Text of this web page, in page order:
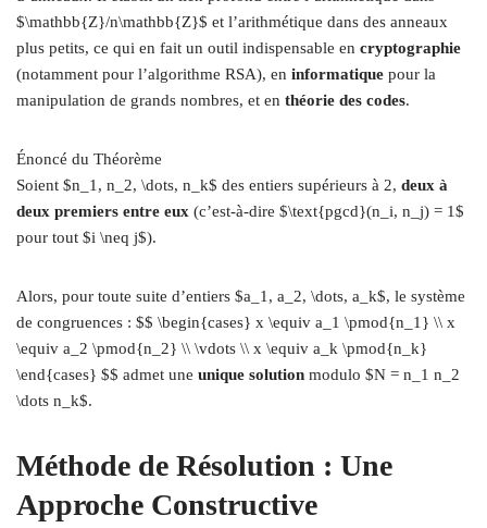
$\mathbb{Z}/n\mathbb{Z}$ et l’arithmétique dans des anneaux
plus petits, ce qui en fait un outil indispensable en cryptographie
(notamment pour l’algorithme RSA), en informatique pour la
manipulation de grands nombres, et en théorie des codes.
Énoncé du Théorème
Soient $n_1, n_2, \dots, n_k$ des entiers supérieurs à 2, deux à
deux premiers entre eux (c’est-à-dire $\text{pgcd}(n_i, n_j) = 1$
pour tout $i \neq j$).
Alors, pour toute suite d’entiers $a_1, a_2, \dots, a_k$, le système
de congruences : $$ \begin{cases} x \equiv a_1 \pmod{n_1} \\ x
\equiv a_2 \pmod{n_2} \\ \vdots \\ x \equiv a_k \pmod{n_k}
\end{cases} $$ admet une unique solution modulo $N = n_1 n_2
\dots n_k$.
Méthode de Résolution : Une
Approche Constructive